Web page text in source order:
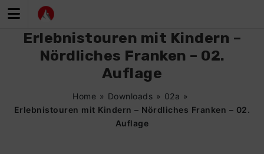
Inhalt
Erlebnistouren mit Kindern –
Nördliches Franken – 02.
Auflage
Home » Downloads » 02a »
Erlebnistouren mit Kindern – Nördliches Franken – 02.
Auflage